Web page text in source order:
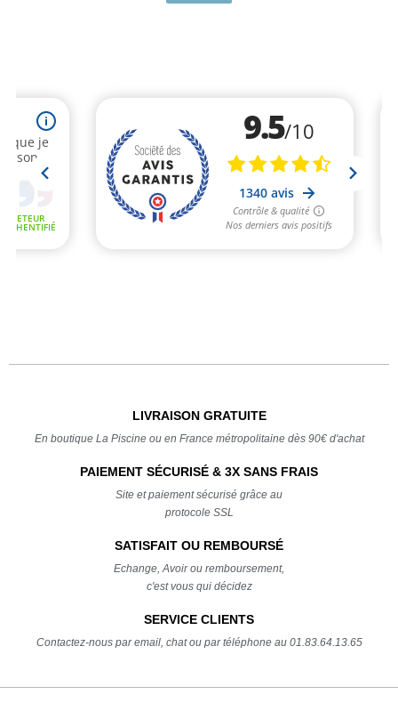
LIVRAISON GRATUITE
En boutique La Piscine ou en France métropolitaine dès 90€ d'achat
PAIEMENT SÉCURISÉ & 3X SANS FRAIS
Site et paiement sécurisé grâce au
protocole SSL
SATISFAIT OU REMBOURSÉ
Echange, Avoir ou remboursement,
c'est vous qui décidez
SERVICE CLIENTS
Contactez-nous par email, chat ou par téléphone au 01.83.64.13.65